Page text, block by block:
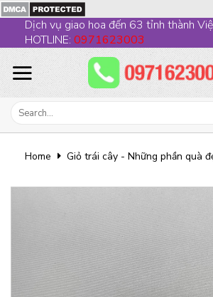
to
content
Dịch vụ giao hoa đến 63 tỉnh thành
HOTLINE: 0971623003
Search
Home Giỏ trái cây - Những phần quà